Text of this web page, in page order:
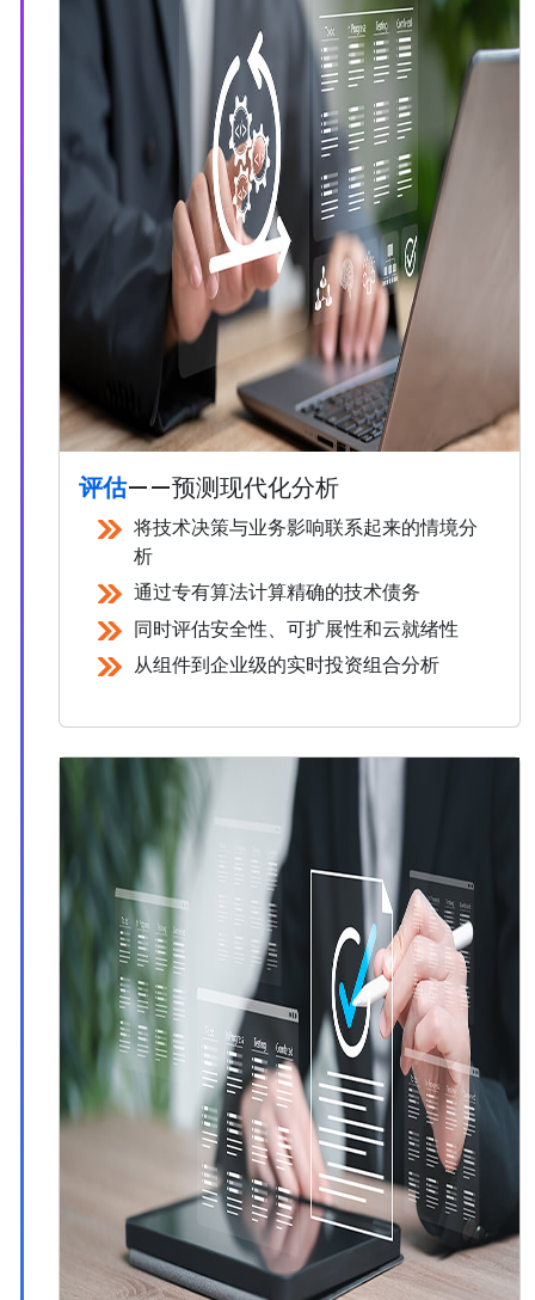
评估——预测现代化分析
将技术决策与业务影响联系起来的情境分
析
通过专有算法计算精确的技术债务
同时评估安全性、可扩展性和云就绪性
从组件到企业级的实时投资组合分析